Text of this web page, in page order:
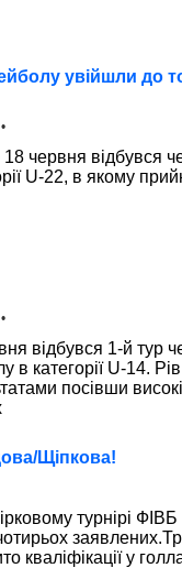
увійшли до
18 червня відбувся
U-22, в якому
відбувся 1-й тур
в категорії U-14.
посівши
Щіпкова!
турнірі
чотирьох
кваліфікації у